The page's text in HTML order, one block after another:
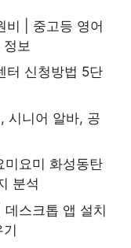
비 | 중고등 영어
보
터 신청방법 5단
시니어 알바, 공
미요미 화성동탄
분석
스크톱 앱 설치